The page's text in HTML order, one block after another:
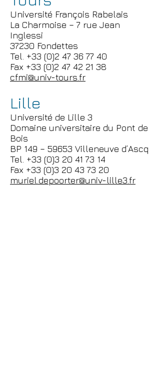
Université François Rabelais
La Charmoise – 7 rue Jean
Inglessi
37230 Fondettes
Tel. +33 (0)2 47 36 77 40
Fax +33 (0)2 47 42 21 38
cfmi@univ-tours.fr
Lille
Université de Lille 3
Domaine universitaire du Pont de
Bois
BP 149 – 59653 Villeneuve d’Ascq
Tel. +33 (0)3 20 41 73 14
Fax +33 (0)3 20 43 73 20
muriel.depoorter@univ-lille3.fr